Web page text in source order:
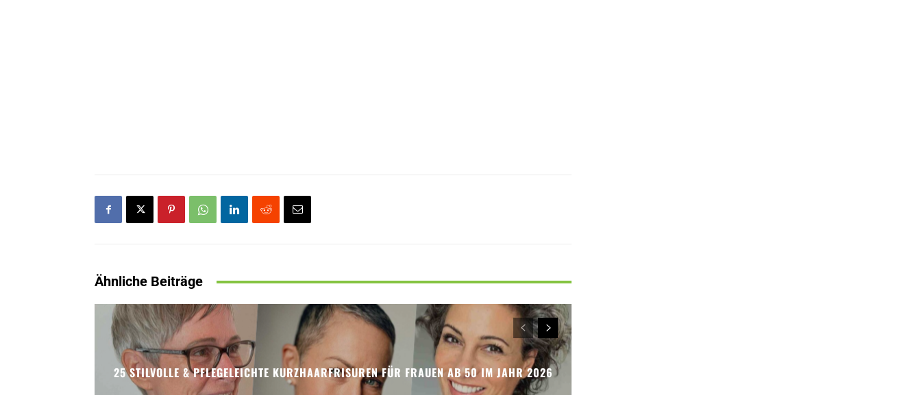
Ähnliche Beiträge
25 STILVOLLE & PFLEGELEICHTE KURZHAARFRISUREN FÜR FRAUEN AB 50 IM JAHR 2026